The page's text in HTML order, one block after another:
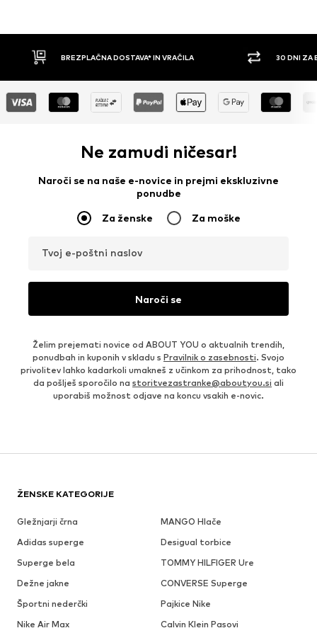
BREZPLAČNA DOSTAVA* IN VRAČILA 30 DNI ZA
Ne zamudi ničesar!
Naroči se na naše e-novice in prejmi ekskluzivne
ponudbe
Za ženske Za moške
Tvoj e-poštni naslov
Naroči se
Želim prejemati novice od ABOUT YOU o aktualnih trendih,
ponudbah in kuponih v skladu s Pravilnik o zasebnosti. Svojo
privolitev lahko kadarkoli umakneš z učinkom za prihodnost, tako
da pošlješ sporočilo na storitvezastranke@aboutyou.si ali
uporabiš možnost odjave na koncu vsakih e-novic.
ŽENSKE KATEGORIJE
Gležnjarji črna
MANGO Hlače
Adidas superge
Desigual torbice
Superge bela
TOMMY HILFIGER Ure
Dežne jakne
CONVERSE Superge
Športni nederčki
Pajkice Nike
Nike Air Max
Calvin Klein Pasovi